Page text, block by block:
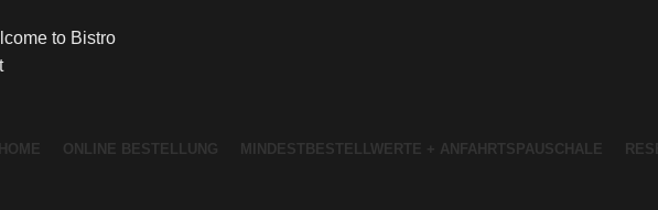
HOME ONLINE BESTELLUNG MINDESTBESTELLWERTE + ANFAHRTSPAUSCHALE